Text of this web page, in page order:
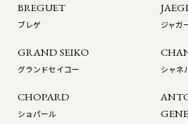
BREGUET
ブレゲ ジャガ
GRAND SEIKO
グランドセイコー シャネ
CHOPARD
ショパール